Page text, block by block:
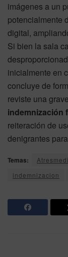
imágenes a un
potencialmente
digital,
Si bien la sala
inicialmente en
concluye de
reviste una
indemnización
reiteración de
denigrantes
Temas:
indemnizacion